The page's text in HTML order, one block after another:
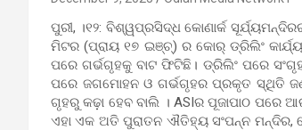
ପୁରୀ, ।୧୨: ବିଶ୍ୱପ୍ରସିଦ୍ଧ କୋଣାର୍କ
ମିଟର (ପ୍ରାୟ ୧୭ ଇଞ୍ଚ୍‌) ର କୋର୍ ଡ୍ରିଲିଂ
ପରେ ଗର୍ଭଗୃହକୁ ବାଟ ଫିଟିଛି। ଡ୍ରିଲିଂ ପରେ
ପରେ ଜଗମୋହନ ଓ ଗର୍ଭଗୃହର ପ୍ରକୃତ ସ୍ଥିତି
ଗୃହରୁ କଢ଼ା ହେବ ବାଲି । ASIର ପୂଜାପାଠ
ଏହା ଏକ ଅତି ପୁରାତନ ଐତିହ୍ୟ ସଂପନ୍ନ ମନ୍ଦିର,